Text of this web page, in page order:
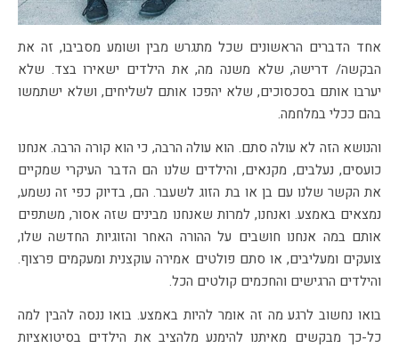
אחד הדברים הראשונים שכל מתגרש מבין ושומע מסביבו, זה את
הבקשה/ דרישה, שלא משנה מה, את הילדים ישאירו בצד. שלא
יערבו אותם בסכסוכים, שלא יהפכו אותם לשליחים, ושלא ישתמשו
בהם ככלי במלחמה.
והנושא הזה לא עולה סתם. הוא עולה הרבה, כי הוא קורה הרבה. אנחנו
כועסים, נעלבים, מקנאים, והילדים שלנו הם הדבר העיקרי שמקיים
את הקשר שלנו עם בן או בת הזוג לשעבר. הם, בדיוק כפי זה נשמע,
נמצאים באמצע. ואנחנו, למרות שאנחנו מבינים שזה אסור, משתפים
אותם במה אנחנו חושבים על ההורה האחר והזוגיות החדשה שלו,
צועקים ומעליבים, או סתם פולטים אמירה עוקצנית ומעקמים פרצוף.
והילדים הרגישים והחכמים קולטים הכל.
בואו נחשוב לרגע מה זה אומר להיות באמצע. בואו ננסה להבין למה
כל-כך מבקשים מאיתנו להימנע מלהציב את הילדים בסיטואציות